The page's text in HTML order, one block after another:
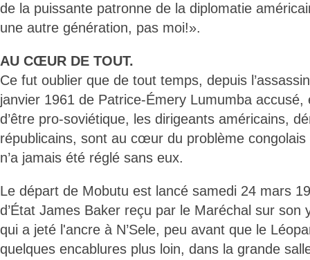
de la puissante patronne de la diplomatie
une autre génération, pas moi!».
AU CŒUR DE TOUT.
Ce fut oublier que de tout temps, depuis
janvier 1961 de Patrice-Émery Lumumba
d’être pro-soviétique, les dirigeants américains,
républicains, sont au cœur du problème
n’a jamais été réglé sans eux.
Le départ de Mobutu est lancé samedi 24 mars
d’État James Baker reçu par le Maréchal sur son
qui a jeté l'ancre à N’Sele, peu avant que le
quelques encablures plus loin, dans la grande